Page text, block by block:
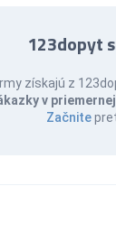
123dopyt
získajú z
v
Začnite